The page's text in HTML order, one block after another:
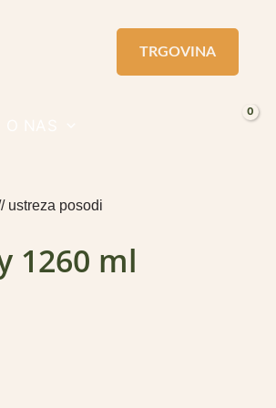
TRGOVINA
ustreza posodi
1260 ml